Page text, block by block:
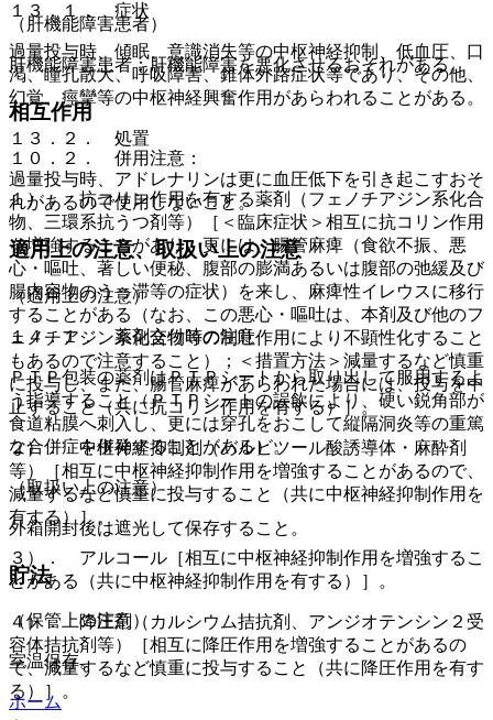
１３．１． 症状
過量投与時、傾眠、意識消失等の中枢神経抑制、低血圧、口
渇、瞳孔散大、呼吸障害、錐体外路症状等であり、その他、
幻覚、痙攣等の中枢神経興奮作用があらわれることがある。
１３．２． 処置
過量投与時、アドレナリンは更に血圧低下を引き起こすおそ
れがあるので使用しないこと。
適用上の注意、取扱い上の注意
（適用上の注意）
１４．１． 薬剤交付時の注意
ＰＴＰ包装の薬剤はＰＴＰシートから取り出して服用するよ
う指導すること（ＰＴＰシートの誤飲により、硬い鋭角部が
食道粘膜へ刺入し、更には穿孔をおこして縦隔洞炎等の重篤
な合併症を併発することがある）。
（取扱い上の注意）
外箱開封後は遮光して保存すること。
貯法
（保管上の注意）
室温保存。
ホーム
（肝機能障害患者）
肝機能障害患者：肝機能障害を悪化させるおそれがある。
相互作用
１０．２． 併用注意：
１）． 抗コリン作用を有する薬剤（フェノチアジン系化合
物、三環系抗うつ剤等）［＜臨床症状＞相互に抗コリン作用
を増強することがあり、更には、腸管麻痺（食欲不振、悪
心・嘔吐、著しい便秘、腹部の膨満あるいは腹部の弛緩及び
腸内容物のうっ滞等の症状）を来し、麻痺性イレウスに移行
することがある（なお、この悪心・嘔吐は、本剤及び他のフ
ェノチアジン系化合物等の制吐作用により不顕性化すること
もあるので注意すること）；＜措置方法＞減量するなど慎重
に投与し、また、腸管麻痺があらわれた場合には、投与を中
止すること（共に抗コリン作用を有する）］。
２）． 中枢神経抑制剤（バルビツール酸誘導体・麻酔剤
等）［相互に中枢神経抑制作用を増強することがあるので、
減量するなど慎重に投与すること（共に中枢神経抑制作用を
有する）］。
３）． アルコール［相互に中枢神経抑制作用を増強するこ
とがある（共に中枢神経抑制作用を有する）］。
４）． 降圧剤（カルシウム拮抗剤、アンジオテンシン２受
容体拮抗剤等）［相互に降圧作用を増強することがあるの
で、減量するなど慎重に投与すること（共に降圧作用を有す
る）］。